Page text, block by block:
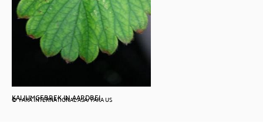
KALIUMGEBREK IN AARDBEI
© YARA INTERNATIONAL ASA/YARA US